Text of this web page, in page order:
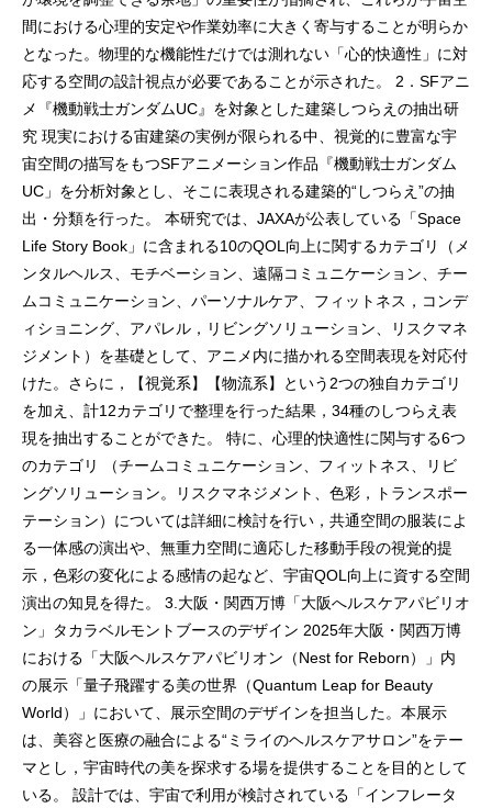
間における心理的安定や作業効率に大きく寄与することが明らか
となった。物理的な機能性だけでは測れない「心的快適性」に対
応する空間の設計視点が必要であることが示された。 2．SFアニ
メ『機動戦士ガンダムUC』を対象とした建築しつらえの抽出研
究 現実における宙建築の実例が限られる中、視覚的に豊富な宇
宙空間の描写をもつSFアニメーション作品『機動戦士ガンダム
UC」を分析対象とし、そこに表現される建築的“しつらえ”の抽
出・分類を行った。 本研究では、JAXAが公表している「Space
Life Story Book」に含まれる10のQOL向上に関するカテゴリ（メ
ンタルヘルス、モチベーション、遠隔コミュニケーション、チー
ムコミュニケーション、パーソナルケア、フィットネス，コンデ
ィショニング、アパレル，リビングソリューション、リスクマネ
ジメント）を基礎として、アニメ内に描かれる空間表現を対応付
けた。さらに，【視覚系】【物流系】という2つの独自カテゴリ
を加え、計12カテゴリで整理を行った結果，34種のしつらえ表
現を抽出することができた。 特に、心理的快適性に関与する6つ
のカテゴリ （チームコミュニケーション、フィットネス、リビ
ングソリューション。リスクマネジメント、色彩，トランスポー
テーション）については詳細に検討を行い，共通空間の服装によ
る一体感の演出や、無重力空間に適応した移動手段の視覚的提
示，色彩の変化による感情の起など、宇宙QOL向上に資する空間
演出の知見を得た。 3.大阪・関西万博「大阪へルスケアパビリオ
ン」タカラベルモントブースのデザイン 2025年大阪・関西万博
における「大阪ヘルスケアパビリオン（Nest for Reborn）」内
の展示「量子飛躍する美の世界（Quantum Leap for Beauty
World）」において、展示空間のデザインを担当した。本展示
は、美容と医療の融合による“ミライのヘルスケアサロン”をテー
マとし，宇宙時代の美を探求する場を提供することを目的として
いる。 設計では、宇宙で利用が検討されている「インフレータ